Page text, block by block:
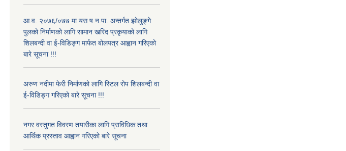
आ.व. २०७६/०७७ मा यस ष.न.पा. अन्तर्गत झोलुङ्गे
पुलको निर्माणको लागि सामान खरिद प्रकृयाको लागि
शिलबन्दी वा ई-विडिङ्ग मार्फत बोलपत्र आह्वान गरिएको
बारे सूचना !!!
अरुण नदीमा फेरी निर्माणको लागि स्टिल रोप शिलबन्दी वा
ई-विडिङ्ग गरिएको बारे सूचना !!!
नगर वस्तुगत विवरण तयारीका लागि प्राविधिक तथा
आर्थिक प्रस्ताव आह्वान गरिएकाे बारे सूचना